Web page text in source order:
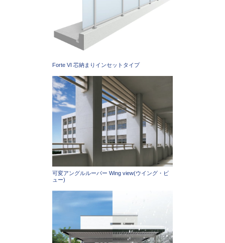
Forte VI 芯納まりインセットタイプ
可変アングルルーバー Wing view(ウイング・ビ
ュー)